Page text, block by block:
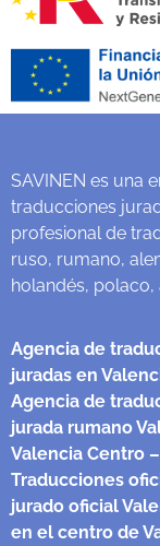
SAVINEN es una
traducciones
profesional de
ruso, rumano,
holandés,
Agencia de
juradas en
Agencia de
jurada rumano
Valencia Centro
Traducciones
jurado oficial
en el centro de